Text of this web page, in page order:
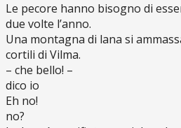
Le pecore hanno bisogno di
due volte l’anno.
Una montagna di lana si
cortili di Vilma.
– che bello! –
dico io
Eh no!
no?